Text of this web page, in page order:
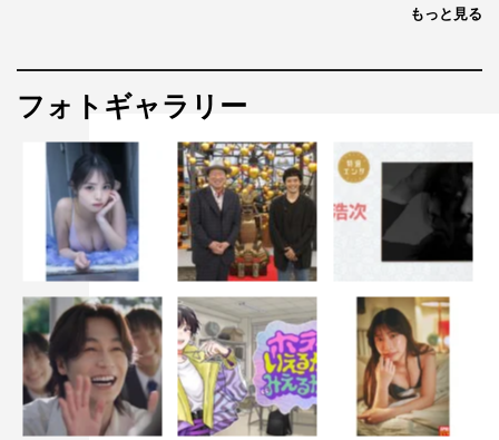
もっと見る
フォトギャラリー